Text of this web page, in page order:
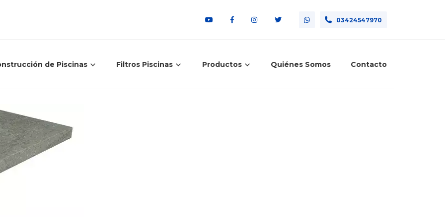
03424547970
de Piscinas Filtros Piscinas Productos Quiénes Somos Contacto